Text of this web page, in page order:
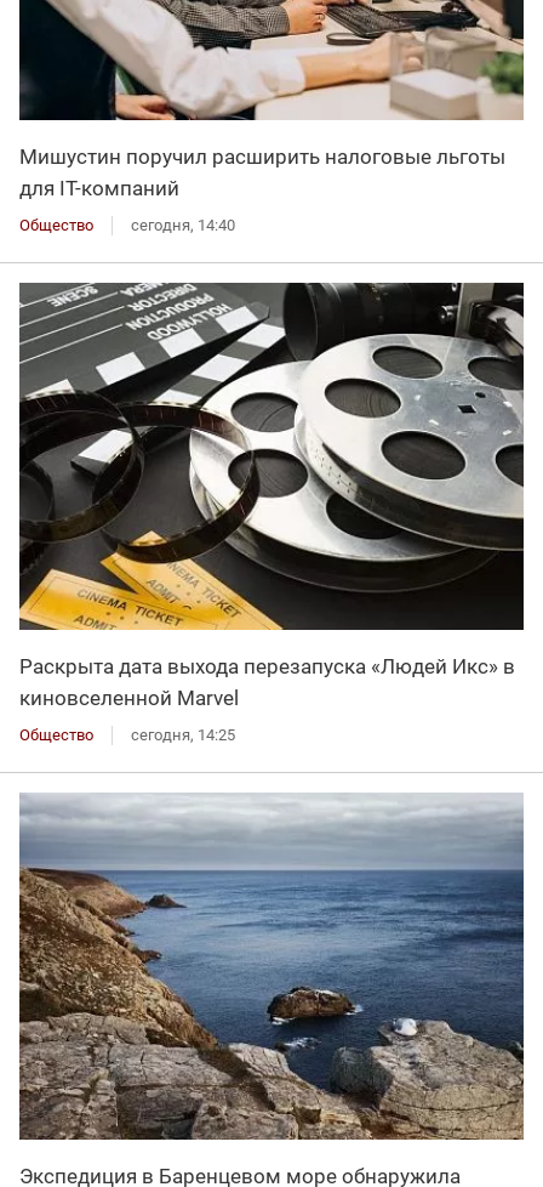
Мишустин поручил расширить налоговые льготы
для IT-компаний
Общество сегодня, 14:40
Раскрыта дата выхода перезапуска «Людей Икс» в
киновселенной Marvel
Общество сегодня, 14:25
Экспедиция в Баренцевом море обнаружила